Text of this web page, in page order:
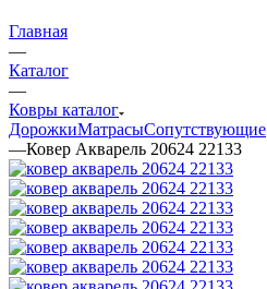
Главная
—
Каталог
—
Ковры каталог
ДорожкиМатрасыСопутствующие
—Ковер Акварель 20624 22133